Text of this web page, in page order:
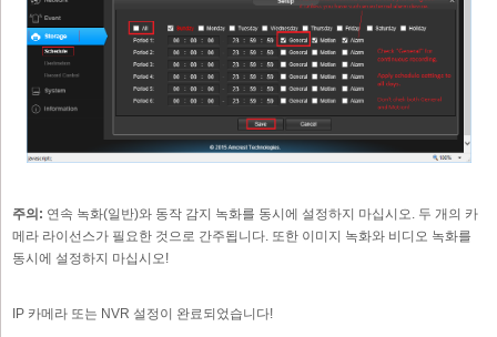
주의: 연속 녹화(일반)와 동작 감지 녹화를 동시에 설정하지 마십시오. 두 개의 카
메라 라이선스가 필요한 것으로 간주됩니다. 또한 이미지 녹화와 비디오 녹화를
동시에 설정하지 마십시오!
IP 카메라 또는 NVR 설정이 완료되었습니다!